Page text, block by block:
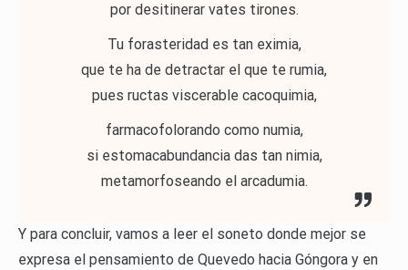
por desitinerar vates tirones.
Tu forasteridad es tan eximia,
que te ha de detractar el que te rumia,
pues ructas viscerable cacoquimia,
farmacofolorando como numia,
si estomacabundancia das tan nimia,
metamorfoseando el arcadumia.
Y para concluir, vamos a leer el soneto donde mejor se
expresa el pensamiento de Quevedo hacia Góngora y en